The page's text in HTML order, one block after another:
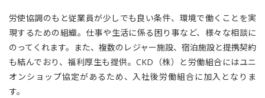
労使協調のもと従業員が少しでも良い条件、環境で働くことを実
現するための組織。仕事や生活に係る困り事など、様々な相談に
のってくれます。また、複数のレジャー施設、宿泊施設と提携契約
も結んでおり、福利厚生も提供。CKD（株）と労働組合にはユニ
オンショップ協定があるため、入社後労働組合に加入となりま
す。